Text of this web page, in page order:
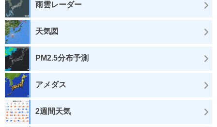
雨雲レーダー
天気図
PM2.5分布予測
アメダス
2週間天気